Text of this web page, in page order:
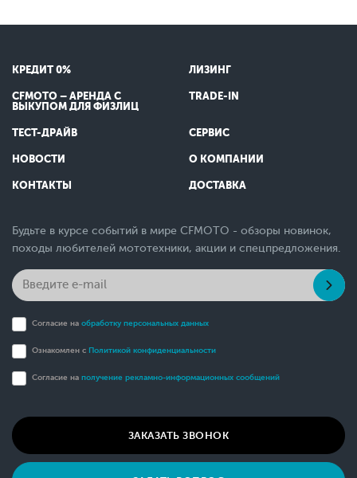
КРЕДИТ 0% ЛИЗИНГ
CFMOTO – АРЕНДА С
ВЫКУПОМ ДЛЯ ФИЗЛИЦ
TRADE-IN
ТЕСТ-ДРАЙВ СЕРВИС
НОВОСТИ О КОМПАНИИ
КОНТАКТЫ ДОСТАВКА
Будьте в курсе событий в мире CFMOTO - обзоры новинок,
походы любителей мототехники, акции и спецпредложения.
Согласие на обработку персональных данных
Ознакомлен с Политикой конфиденциальности
Согласие на получение рекламно-информационных сообщений
ЗАКАЗАТЬ ЗВОНОК